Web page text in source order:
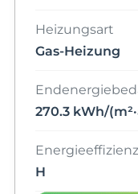
Heizungsart
Gas-Heizung
270.3 kWh/
H